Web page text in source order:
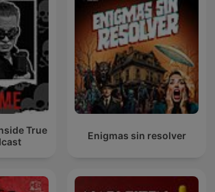
True
Enigmas sin resolver